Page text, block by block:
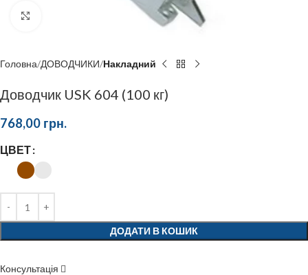
Головна ДОВОДЧИКИ Накладний
Доводчик USK 604 (100 кг)
768,00 грн.
ЦВЕТ
ДОДАТИ В КОШИК
Консультація